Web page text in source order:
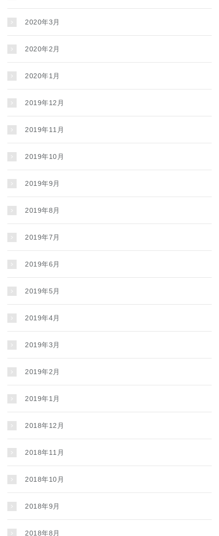
2020年3月
2020年2月
2020年1月
2019年12月
2019年11月
2019年10月
2019年9月
2019年8月
2019年7月
2019年6月
2019年5月
2019年4月
2019年3月
2019年2月
2019年1月
2018年12月
2018年11月
2018年10月
2018年9月
2018年8月